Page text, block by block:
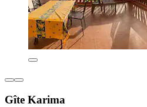
Gîte Karima